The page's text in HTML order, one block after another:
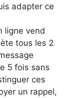
adapter ce
ligne vend
tous les 2
5 fois sans
ces
un rappel,